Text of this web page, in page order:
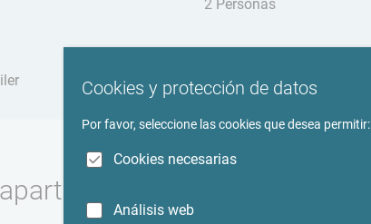
2 Personas
Cookies y protección de datos
Por favor, seleccione las cookies que desea permitir:
Cookies necesarias
Análisis web